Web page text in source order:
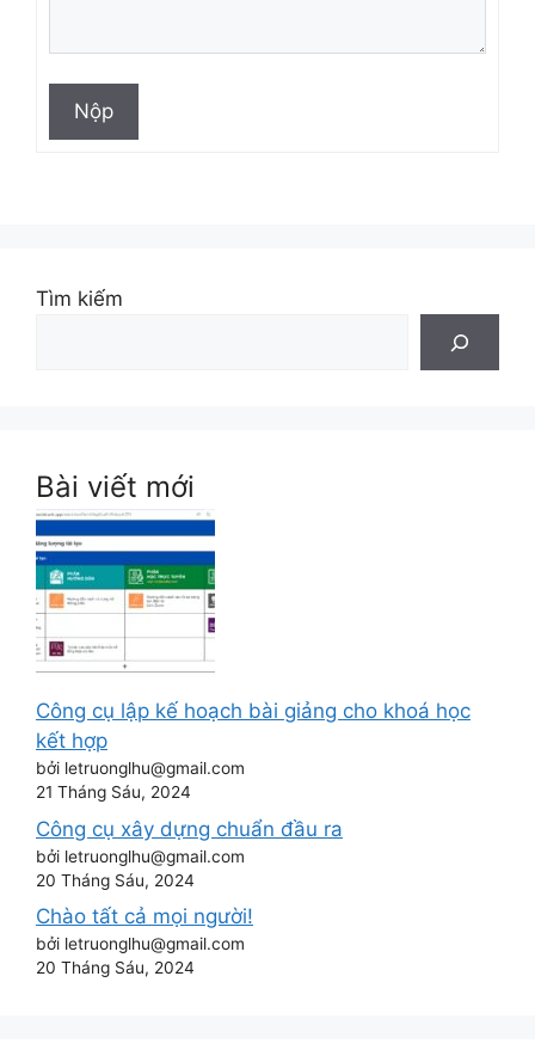
Nộp
Tìm kiếm
Bài viết mới
Công cụ lập kế hoạch bài giảng cho khoá học
kết hợp
bởi letruonglhu@gmail.com
21 Tháng Sáu, 2024
Công cụ xây dựng chuẩn đầu ra
bởi letruonglhu@gmail.com
20 Tháng Sáu, 2024
Chào tất cả mọi người!
bởi letruonglhu@gmail.com
20 Tháng Sáu, 2024